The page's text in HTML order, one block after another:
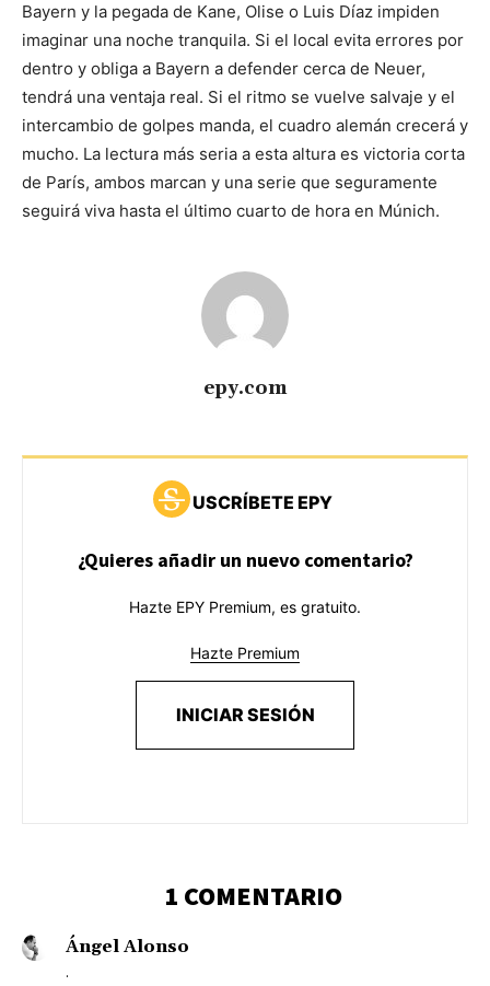
Bayern y la pegada de Kane, Olise o Luis Díaz impiden
imaginar una noche tranquila. Si el local evita errores por
dentro y obliga a Bayern a defender cerca de Neuer,
tendrá una ventaja real. Si el ritmo se vuelve salvaje y el
intercambio de golpes manda, el cuadro alemán crecerá y
mucho. La lectura más seria a esta altura es victoria corta
de París, ambos marcan y una serie que seguramente
seguirá viva hasta el último cuarto de hora en Múnich.
epy.com
USCRÍBETE EPY
¿Quieres añadir un nuevo comentario?
Hazte EPY Premium, es gratuito.
Hazte Premium
INICIAR SESIÓN
1 COMENTARIO
Ángel Alonso
.